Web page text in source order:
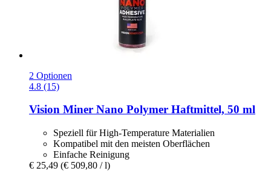
2 Optionen
4.8 (15)
Vision Miner Nano Polymer Haftmittel, 50 ml
Speziell für High-Temperature Materialien
Kompatibel mit den meisten Oberflächen
Einfache Reinigung
€ 25,49 (€ 509,80 / l)